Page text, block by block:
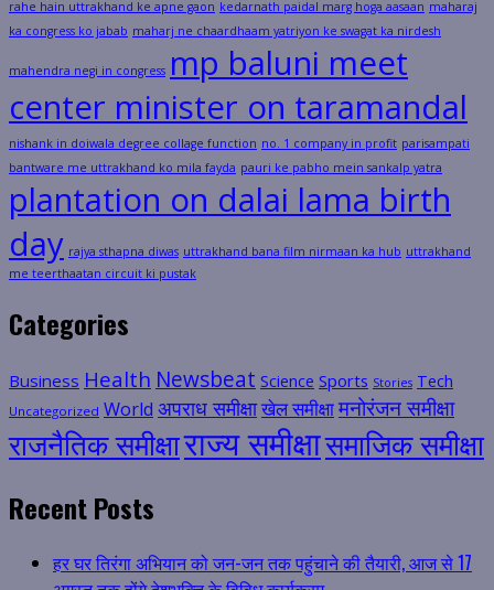
rahe hain uttrakhand ke apne gaon kedarnath paidal marg hoga aasaan maharaj
ka congress ko jabab maharj ne chaardhaam yatriyon ke swagat ka nirdesh
mahendra negi in congress mp baluni meet
center minister on taramandal
nishank in doiwala degree collage function no. 1 company in profit parisampati
bantware me uttrakhand ko mila fayda pauri ke pabho mein sankalp yatra
plantation on dalai lama birth
day rajya sthapna diwas uttrakhand bana film nirmaan ka hub uttrakhand
me teerthaatan circuit ki pustak
Categories
Business Health Newsbeat Science Sports Stories Tech
Uncategorized World अपराध समीक्षाखेल समीक्षामनोरंजन समीक्षा
राजनैतिक समीक्षाराज्य समीक्षासमाजिक समीक्षा
Recent Posts
हर घर तिरंगा अभियान को जन-जन तक पहुंचाने की तैयारी, आज से 17